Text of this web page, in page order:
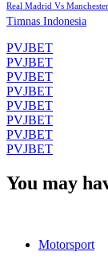
Real Madrid Vs
Timnas Indonesia
PVJBET
PVJBET
PVJBET
PVJBET
PVJBET
PVJBET
PVJBET
PVJBET
You may
Motorsport